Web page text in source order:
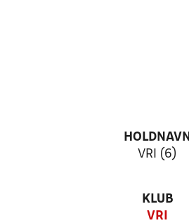
HOLDNAVN
VRI (6)
KLUB
VRI